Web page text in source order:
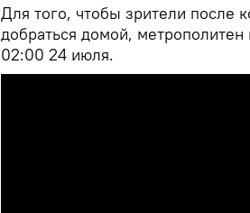
Для того, чтобы зрители после
добраться домой, метрополитен
02:00 24 июля.